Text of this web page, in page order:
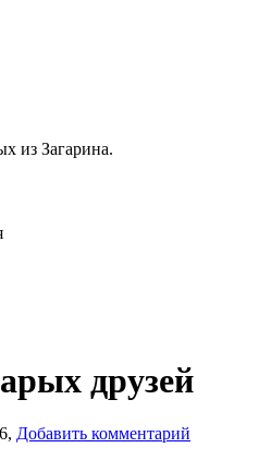
из Загарина.
друзей
Добавить комментарий